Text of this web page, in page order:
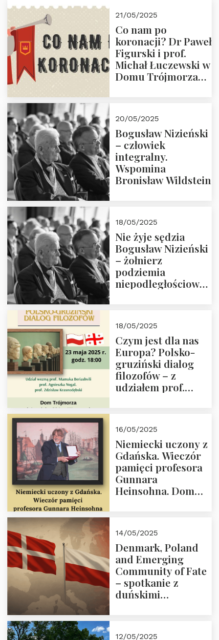
Zapraszamy do
zapisów.
21/05/2025
Co nam po
koronacji? Dr Paweł
Figurski i prof.
Michał Łuczewski w
Domu Trójmorza
20/05/2025
Bogusław Nizieński
– człowiek
integralny.
Wspomina
Bronisław Wildstein
18/05/2025
Nie żyje sędzia
Bogusław Nizieński
– żołnierz
podziemia
niepodległościowego
społeczny, członek
Kapituły Nagrody
im. Prezydenta
Lecha
Kaczyńskiego.
Wielki autorytet.
18/05/2025
Czym jest dla nas
Europa? Polsko-
gruziński dialog
filozofów – z
udziałem prof.
Dom Trójmorza 23
maja 2025 r. godz.
18:00.
16/05/2025
Niemiecki uczony z
Gdańska. Wieczór
pamięci profesora
Gunnara
Heinsohna. Dom
14/05/2025
Denmark, Poland
and Emerging
Community of Fate
– spotkanie z
duńskimi
12/05/2025